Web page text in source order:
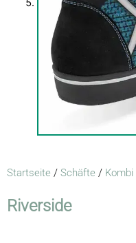
Startseite / Schäfte / Kombi
Riverside